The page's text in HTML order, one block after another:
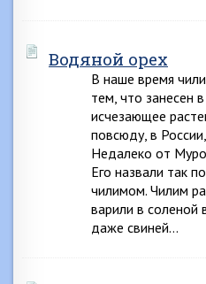
Водяной орех
В наше время
тем, что занесен
исчезающее
повсюду, в
Недалеко от
Его назвали так
чилимом. Чилим
варили в соленой
даже свиней…